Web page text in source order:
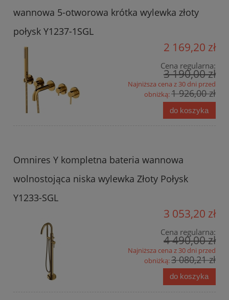
wannowa 5-otworowa krótka wylewka złoty
połysk Y1237-1SGL
2 169,20 zł
Cena regularna:
3 190,00 zł
Najniższa cena z 30 dni przed
obniżką:1 926,00 zł
do koszyka
Omnires Y kompletna bateria wannowa
wolnostojąca niska wylewka Złoty Połysk
Y1233-SGL
3 053,20 zł
Cena regularna:
4 490,00 zł
Najniższa cena z 30 dni przed
obniżką:3 080,21 zł
do koszyka